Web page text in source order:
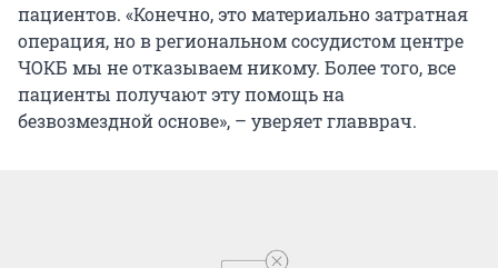
пациентов. «Конечно, это материально затратная
операция, но в региональном сосудистом центре
ЧОКБ мы не отказываем никому. Более того, все
пациенты получают эту помощь на
безвозмездной основе», – уверяет главврач.